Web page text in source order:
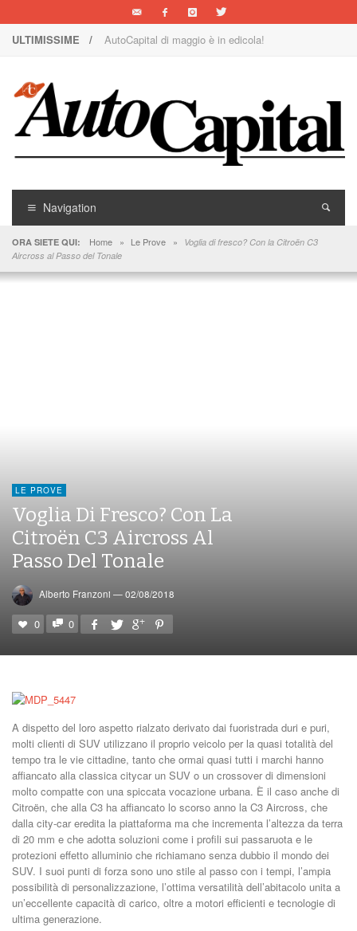
ULTIMISSIME / AutoCapital di maggio è in edicola!
1000 Miglia: un team rosa sulla rossa
Il Concorso Villa d’Este è ai nastri di partenza
I SUV Premium Omoda & Jaecoo
AutoCapital di marzo è in edicola!
AutoCapital di giugno è in edicola!
Navigation
ORA SIETE QUI: Home » Le Prove »
Voglia di fresco? Con la Citroën C3
Aircross al Passo del Tonale
LE PROVE
Voglia Di Fresco? Con La
Citroën C3 Aircross Al
Passo Del Tonale
Alberto Franzoni —02/08/2018
0 0
A dispetto del loro aspetto rialzato derivato dai fuoristrada duri e puri,
molti clienti di SUV utilizzano il proprio veicolo per la quasi totalità del
tempo tra le vie cittadine, tanto che ormai quasi tutti i marchi hanno
affiancato alla classica citycar un SUV o un crossover di dimensioni
molto compatte con una spiccata vocazione urbana. È il caso anche di
Citroën, che alla C3 ha affiancato lo scorso anno la C3 Aircross, che
dalla city-car eredita la piattaforma ma che incrementa l’altezza da terra
di 20 mm e che adotta soluzioni come i profili sui passaruota e le
protezioni effetto alluminio che richiamano senza dubbio il mondo dei
SUV. I suoi punti di forza sono uno stile al passo con i tempi, l’ampia
possibilità di personalizzazione, l’ottima versatilità dell’abitacolo unita a
un’eccellente capacità di carico, oltre a motori efficienti e tecnologie di
ultima generazione.